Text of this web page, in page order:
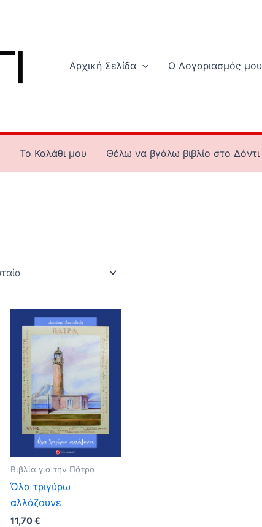
Αρχική Σελίδα Ο Λογαριασμός μου
To Καλάθι μου Θέλω να βγάλω βιβλίο στο Δόντι
Βιβλία για την Πάτρα
Όλα τριγύρω
αλλάζουνε
11,70€